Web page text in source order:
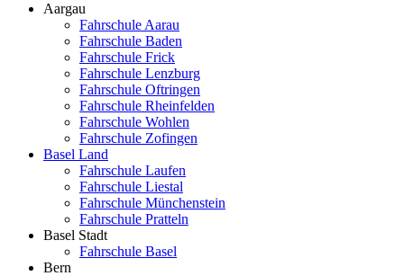
Aargau
Fahrschule Aarau
Fahrschule Baden
Fahrschule Frick
Fahrschule Lenzburg
Fahrschule Oftringen
Fahrschule Rheinfelden
Fahrschule Wohlen
Fahrschule Zofingen
Basel Land
Fahrschule Laufen
Fahrschule Liestal
Fahrschule Münchenstein
Fahrschule Pratteln
Basel Stadt
Fahrschule Basel
Bern